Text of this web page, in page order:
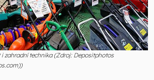
i zahradní technika (Zdroj: Depositphotos